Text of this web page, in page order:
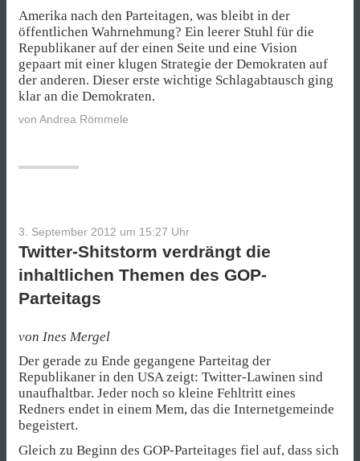
Amerika nach den Parteitagen, was bleibt in der
öffentlichen Wahrnehmung? Ein leerer Stuhl für die
Republikaner auf der einen Seite und eine Vision
gepaart mit einer klugen Strategie der Demokraten auf
der anderen. Dieser erste wichtige Schlagabtausch ging
klar an die Demokraten.
von Andrea Römmele
3. September 2012 um 15:27 Uhr
Twitter-Shitstorm verdrängt die
inhaltlichen Themen des GOP-
Parteitags
von Ines Mergel
Der gerade zu Ende gegangene Parteitag der
Republikaner in den USA zeigt: Twitter-Lawinen sind
unaufhaltbar. Jeder noch so kleine Fehltritt eines
Redners endet in einem Mem, das die Internetgemeinde
begeistert.
Gleich zu Beginn des GOP-Parteitages fiel auf, dass sich